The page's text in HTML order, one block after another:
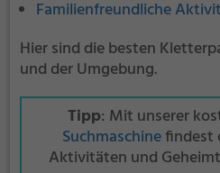
Familienfreundliche
Hier sind die besten
und der Umgebung.
Tipp: Mit unserer
Suchmaschinefindest
Aktivitäten und